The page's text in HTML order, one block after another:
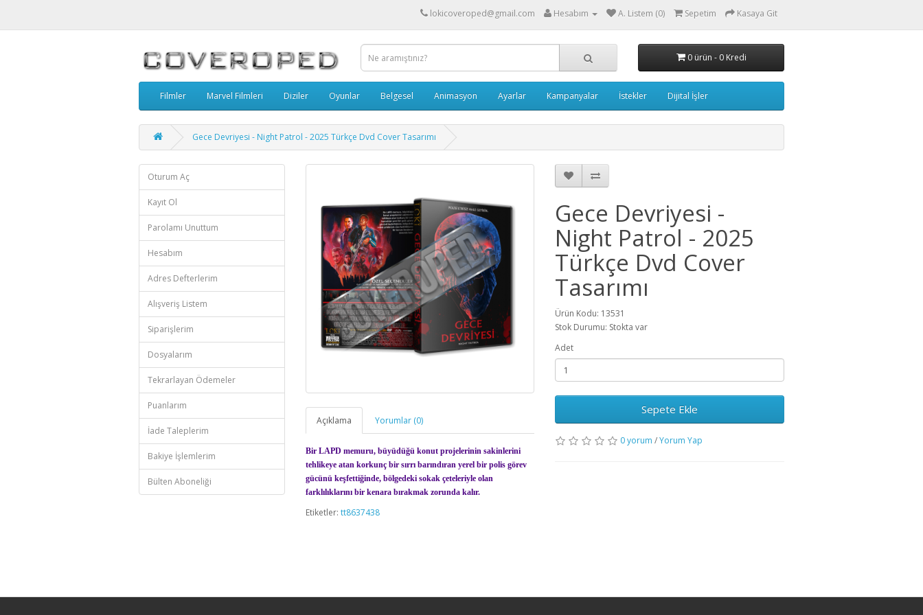
lokicoveroped@gmail.com Hesabım A. Listem (0) Sepetim Kasaya Git
0 ürün - 0 Kredi
Filmler Marvel Filmleri Diziler Oyunlar Belgesel Animasyon Ayarlar Kampanyalar İstekler Dijital İşler
Gece Devriyesi - Night Patrol - 2025 Türkçe Dvd Cover Tasarımı
Oturum Aç
Kayıt Ol
Parolamı Unuttum
Hesabım
Adres Defterlerim
Alışveriş Listem
Siparişlerim
Dosyalarım
Tekrarlayan Ödemeler
Puanlarım
İade Taleplerim
Bakiye İşlemlerim
Bülten Aboneliği
Açıklama Yorumlar (0)
Bir LAPD memuru, büyüdüğü konut projelerinin sakinlerini
tehlikeye atan korkunç bir sırrı barındıran yerel bir polis görev
gücünü keşfettiğinde, bölgedeki sokak çeteleriyle olan
farklılıklarını bir kenara bırakmak zorunda kalır.
Gece Devriyesi -
Night Patrol - 2025
Türkçe Dvd Cover
Tasarımı
Ürün Kodu: 13531
Stok Durumu: Stokta var
Adet
Sepete Ekle
0 yorum /Yorum Yap
Etiketler: tt8637438